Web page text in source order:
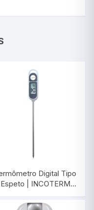
Digital Tipo
Espeto | INCOTERM